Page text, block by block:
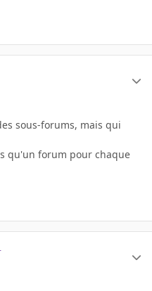
sous-forums, mais qui
qu'un forum pour chaque